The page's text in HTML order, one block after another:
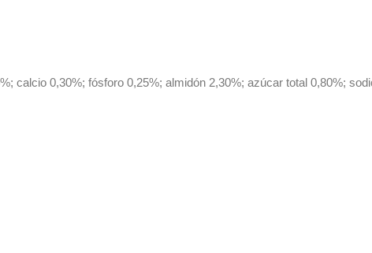
calcio 0,30%; fósforo 0,25%; almidón 2,30%; azúcar total 0,80%;